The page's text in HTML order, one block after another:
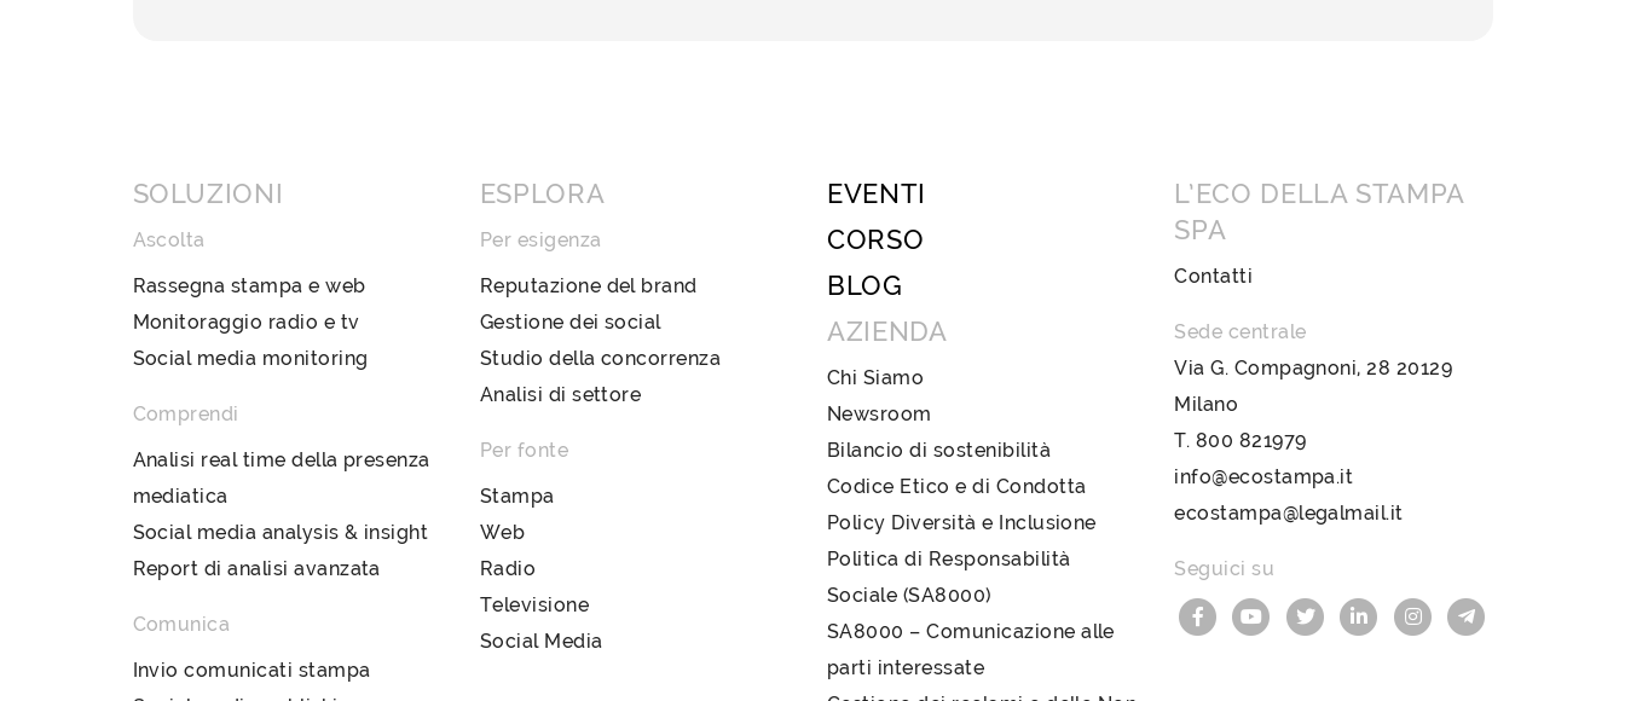
SOLUZIONI
Ascolta
Rassegna stampa e web
Monitoraggio radio e tv
Social media monitoring
Comprendi
Analisi real time della presenza
mediatica
Social media analysis & insight
Report di analisi avanzata
Comunica
Invio comunicati stampa
ESPLORA
Per esigenza
Reputazione del brand
Gestione dei social
Studio della concorrenza
Analisi di settore
Per fonte
Stampa
Web
Radio
Televisione
Social Media
EVENTI
CORSO
BLOG
AZIENDA
Chi Siamo
Newsroom
Bilancio di sostenibilità
Codice Etico e di Condotta
Policy Diversità e Inclusione
Politica di Responsabilità
Sociale (SA8000)
SA8000 – Comunicazione alle
parti interessate
L’ECO DELLA STAMPA
SPA
Contatti
Sede centrale
Via G. Compagnoni, 28 20129
Milano
T. 800 821979
info@ecostampa.it
ecostampa@legalmail.it
Seguici su